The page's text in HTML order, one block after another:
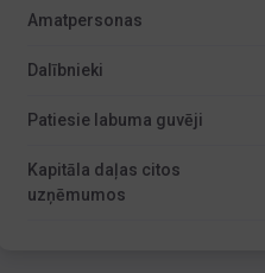
Amatpersonas
Dalībnieki
Patiesie labuma guvēji
Kapitāla daļas citos
uzņēmumos